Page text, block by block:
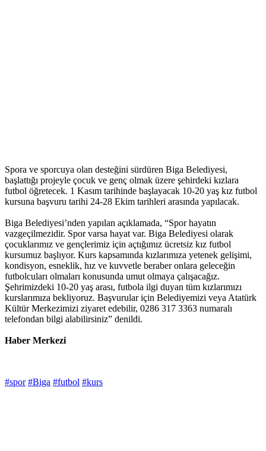
Spora ve sporcuya olan desteğini sürdüren Biga Belediyesi,
başlattığı projeyle çocuk ve genç olmak üzere şehirdeki kızlara
futbol öğretecek. 1 Kasım tarihinde başlayacak 10-20 yaş kız futbol
kursuna başvuru tarihi 24-28 Ekim tarihleri arasında yapılacak.
Biga Belediyesi’nden yapılan açıklamada, “Spor hayatın
vazgeçilmezidir. Spor varsa hayat var. Biga Belediyesi olarak
çocuklarımız ve gençlerimiz için açtığımız ücretsiz kız futbol
kursumuz başlıyor. Kurs kapsamında kızlarımıza yetenek gelişimi,
kondisyon, esneklik, hız ve kuvvetle beraber onlara geleceğin
futbolcuları olmaları konusunda umut olmaya çalışacağız.
Şehrimizdeki 10-20 yaş arası, futbola ilgi duyan tüm kızlarımızı
kurslarımıza bekliyoruz. Başvurular için Belediyemizi veya Atatürk
Kültür Merkezimizi ziyaret edebilir, 0286 317 3363 numaralı
telefondan bilgi alabilirsiniz” denildi.
Haber Merkezi
#spor #Biga #futbol #kurs